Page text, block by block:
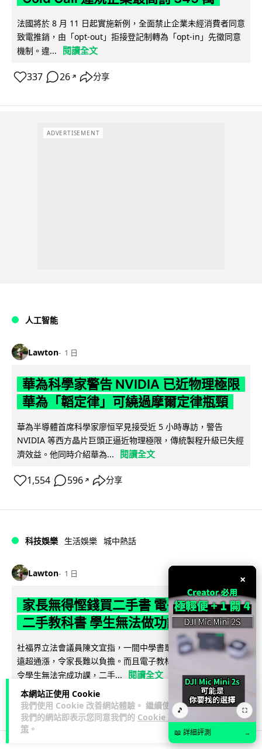
本網站正使用 Cookie
我們使用 Cookie 改善網站體驗。 繼續使用
我們的網站即表示您同意我們的 Cookie 政
策 。
法國將於 8 月 11 日起實施新例，全面禁止企業未經消費者同意
致電推銷，由「opt-out」拒接登記制轉為「opt-in」先徵同意
機制。違...
閱讀全文
337 26 ↗ 分享
ADVERTISEMENT
人工智能
Lawton 1 日
華為科學家警告 NVIDIA 已近物理極限
華為「韜定律」可繞過摩爾定律瓶頸
華為半導體首席科學家廖恒罕見接受近 5 小時專訪，警告
NVIDIA 等西方晶片巨頭正逼近物理極限，傳統製程升級已失經
濟效益。他同時介紹華為...
閱讀全文
1,554 596 ↗ 分享
科技娛樂 生活娛樂 城中熱話
Lawton 1 日
家長無得慳錢買二手書 電子啟動碼鎖死
二手教科書 學生無法做功課
社福界立法會議員陳文宜指，一間中學書單價錢按年加 14.7%
遠超通漲，令家長難以負擔。而且電子教材啟動碼這項設計，
令學生無法完成功課，二手...
閱讀全文
948 374 ↗ 分享
×
🎵 ⛶
📖 詳細評測 →